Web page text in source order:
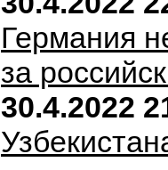
Германия
за
30.4.2022